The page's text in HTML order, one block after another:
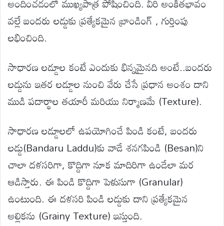
వల్లే బందరు లడ్డుకు ప్రత్యేకమైన బ్రాండింగ్ , గుర్తింపు
లభించింది.
సాధారణ లడ్డూల కంటే ఎందుకు భిన్నమైనది అంటే..బందరు
లడ్డును ఇతర లడ్డూల నుంచి వేరు చేసే ప్రధాన అంశం దాని
ముడి పదార్థాల తయారీ మరియు నిర్మాణమే (Texture).
సాధారణ లడ్డూలలో ఉపయోగించే పిండి కంటే, బందరు
లడ్డు(Bandaru Laddu)కు వాడే శనగపిండి (Besan)ని
చాలా దళసరిగా, కొద్దిగా నూక మాదిరిగా ఉండేలా మర
ఆడిస్తారు. ఈ పిండి కొద్దిగా పెళుసుగా (Granular)
ఉంటుంది. ఈ దళసరి పిండి లడ్డుకు దాని ప్రత్యేకమైన
అల్లికను (Grainy Texture) ఇస్తుంది.